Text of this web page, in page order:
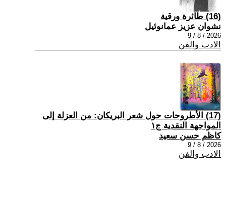
(16) طائرة ورقية
نشوان عزيز عمانوئيل
2026 / 8 / 9
الادب والفن
(17) الأطروحات حول شعر البريكان: من العزلة إلى
المواجهة النقدية ج١
كاظم حسن سعيد
2026 / 8 / 9
الادب والفن